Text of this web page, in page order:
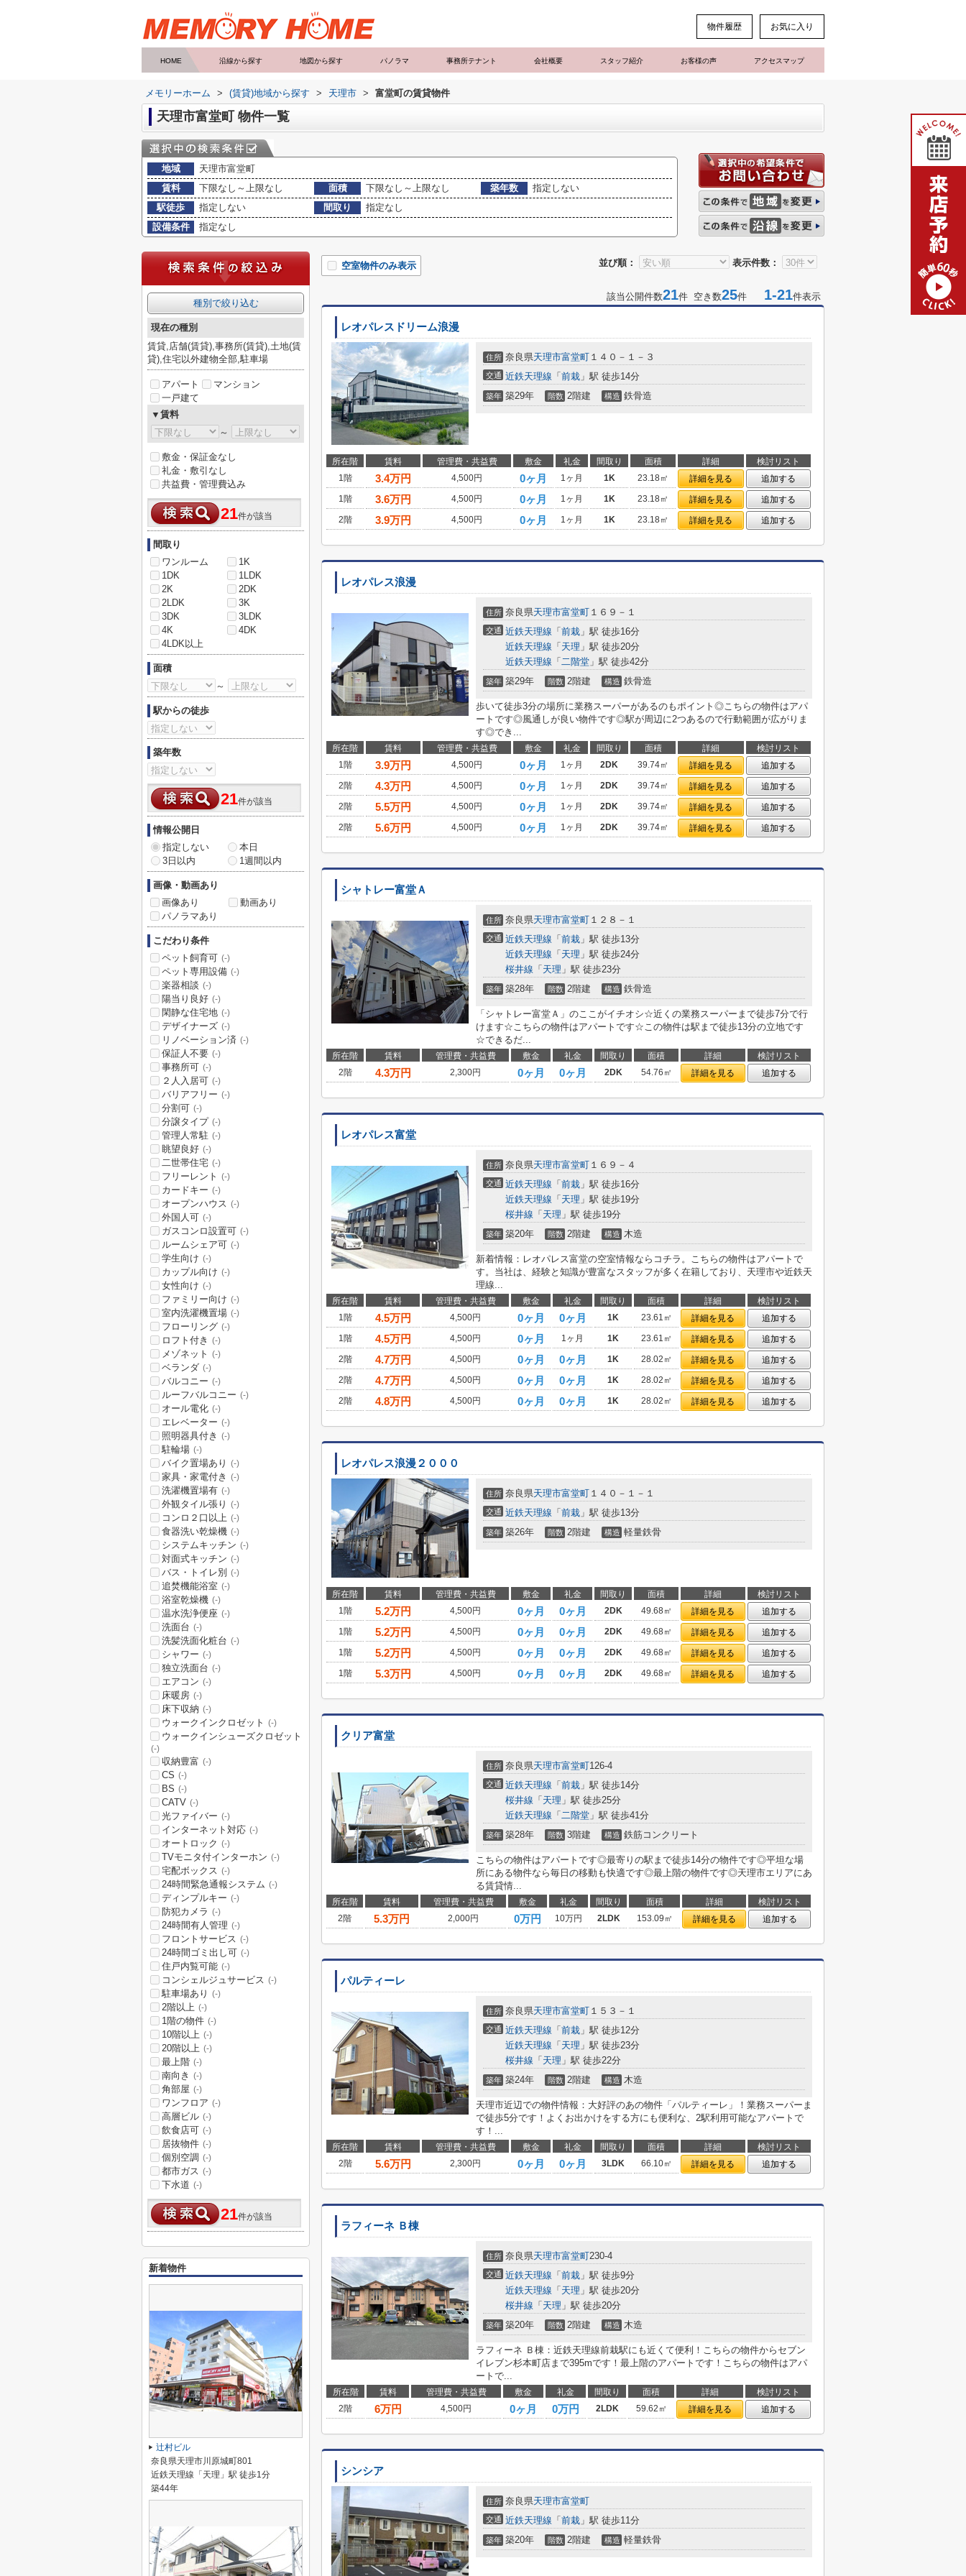
物件履歴 お気に入り
HOME 沿線から探す 地図から探す パノラマ 事務所テナント 会社概要 スタッフ紹介 お客様の声 アクセスマップ
メモリーホーム > (賃貸)地域から探す > 天理市 > 富堂町の賃貸物件
天理市富堂町 物件一覧
地域
天理市富堂町
賃料
下限なし～上限なし 面積 下限なし～上限なし 築年数
指定しない
駅徒歩
指定しない 間取り
指定なし
設備条件
指定なし
並び順： 表示件数：
空室物件のみ表示
該当公開件数21件 空き数25件 1-21件表示
レオパレスドリーム浪漫
住所 奈良県天理市富堂町 １４０－１－３
交通 近鉄天理線 「 前栽 」駅 徒歩14分
築年 築29年 階数 2階建 構造 鉄骨造
所在階 賃料 管理費・共益費 敷金 礼金 間取り 面積 詳細
検討リスト
1階
3.4万円 4,500円 0ヶ月 1ヶ月 1K 23.18㎡ 詳細を見る
追加する
1階
3.6万円 4,500円 0ヶ月 1ヶ月 1K 23.18㎡ 詳細を見る
追加する
2階
3.9万円 4,500円 0ヶ月 1ヶ月 1K 23.18㎡ 詳細を見る 追加する
レオパレス浪漫
住所 奈良県天理市富堂町 １６９－１
交通 近鉄天理線 「 前栽 」駅 徒歩16分
近鉄天理線 「 天理 」駅 徒歩20分
近鉄天理線 「 二階堂 」駅 徒歩42分
築年 築29年 階数 2階建 構造 鉄骨造
歩いて徒歩3分の場所に業務スーパーがあるのもポイント◎こちらの物件はアパ
ートです◎風通しが良い物件です◎駅が周辺に2つあるので行動範囲が広がりま
す◎でき...
所在階 賃料 管理費・共益費 敷金 礼金 間取り 面積 詳細
検討リスト
1階
3.9万円 4,500円 0ヶ月 1ヶ月 2DK 39.74㎡ 詳細を見る
追加する
2階
4.3万円 4,500円 0ヶ月 1ヶ月 2DK 39.74㎡ 詳細を見る
追加する
2階
5.5万円 4,500円 0ヶ月 1ヶ月 2DK 39.74㎡ 詳細を見る
追加する
2階
5.6万円 4,500円 0ヶ月 1ヶ月 2DK 39.74㎡ 詳細を見る 追加する
シャトレー富堂Ａ
住所 奈良県天理市富堂町 １２８－１
交通 近鉄天理線 「 前栽 」駅 徒歩13分
近鉄天理線 「 天理 」駅 徒歩24分
桜井線 「 天理 」駅 徒歩23分
築年 築28年 階数 2階建 構造 鉄骨造
「シャトレー富堂Ａ」のここがイチオシ☆近くの業務スーパーまで徒歩7分で行
けます☆こちらの物件はアパートです☆この物件は駅まで徒歩13分の立地です
☆できるだ...
所在階 賃料 管理費・共益費 敷金 礼金 間取り 面積 詳細
検討リスト
2階
4.3万円 2,300円 0ヶ月 0ヶ月 2DK 54.76㎡ 詳細を見る 追加する
レオパレス富堂
住所 奈良県天理市富堂町 １６９－４
交通 近鉄天理線 「 前栽 」駅 徒歩16分
近鉄天理線 「 天理 」駅 徒歩19分
桜井線 「 天理 」駅 徒歩19分
築年 築20年 階数 2階建 構造 木造
新着情報：レオパレス富堂の空室情報ならコチラ。こちらの物件はアパートで
す。当社は、経験と知識が豊富なスタッフが多く在籍しており、天理市や近鉄天
理線...
所在階 賃料 管理費・共益費 敷金 礼金 間取り 面積 詳細
検討リスト
1階
4.5万円 4,500円 0ヶ月 0ヶ月 1K 23.61㎡ 詳細を見る
追加する
1階
4.5万円 4,500円 0ヶ月 1ヶ月 1K 23.61㎡ 詳細を見る
追加する
2階
4.7万円 4,500円 0ヶ月 0ヶ月 1K 28.02㎡ 詳細を見る
追加する
2階
4.7万円 4,500円 0ヶ月 0ヶ月 1K 28.02㎡ 詳細を見る
追加する
2階
4.8万円 4,500円 0ヶ月 0ヶ月 1K 28.02㎡ 詳細を見る 追加する
レオパレス浪漫２０００
住所 奈良県天理市富堂町 １４０－１－１
交通 近鉄天理線 「 前栽 」駅 徒歩13分
築年 築26年 階数 2階建 構造 軽量鉄骨
所在階 賃料 管理費・共益費 敷金 礼金 間取り 面積 詳細
検討リスト
1階
5.2万円 4,500円 0ヶ月 0ヶ月 2DK 49.68㎡ 詳細を見る
追加する
1階
5.2万円 4,500円 0ヶ月 0ヶ月 2DK 49.68㎡ 詳細を見る
追加する
1階
5.2万円 4,500円 0ヶ月 0ヶ月 2DK 49.68㎡ 詳細を見る
追加する
1階
5.3万円 4,500円 0ヶ月 0ヶ月 2DK 49.68㎡ 詳細を見る 追加する
クリア富堂
住所 奈良県天理市富堂町126-4
交通 近鉄天理線 「 前栽 」駅 徒歩14分
桜井線 「 天理 」駅 徒歩25分
近鉄天理線 「 二階堂 」駅 徒歩41分
築年 築28年 階数 3階建 構造 鉄筋コンクリート
こちらの物件はアパートです◎最寄りの駅まで徒歩14分の物件です◎平坦な場
所にある物件なら毎日の移動も快適です◎最上階の物件です◎天理市エリアにあ
る賃貸情...
所在階 賃料 管理費・共益費 敷金 礼金 間取り 面積 詳細
検討リスト
2階
5.3万円 2,000円 0万円 10万円 2LDK 153.09㎡ 詳細を見る 追加する
パルティーレ
住所 奈良県天理市富堂町 １５３－１
交通 近鉄天理線 「 前栽 」駅 徒歩12分
近鉄天理線 「 天理 」駅 徒歩23分
桜井線 「 天理 」駅 徒歩22分
築年 築24年 階数 2階建 構造 木造
天理市近辺での物件情報：大好評のあの物件「パルティーレ」！業務スーパーま
で徒歩5分です！よくお出かけをする方にも便利な、2駅利用可能なアパートで
す！...
所在階 賃料 管理費・共益費 敷金 礼金 間取り 面積 詳細
検討リスト
2階
5.6万円 2,300円 0ヶ月 0ヶ月 3LDK 66.10㎡ 詳細を見る 追加する
ラフィーネ Ｂ棟
住所 奈良県天理市富堂町230-4
交通 近鉄天理線 「 前栽 」駅 徒歩9分
近鉄天理線 「 天理 」駅 徒歩20分
桜井線 「 天理 」駅 徒歩20分
築年 築20年 階数 2階建 構造 木造
ラフィーネ Ｂ棟：近鉄天理線前栽駅にも近くて便利！こちらの物件からセブン
イレブン杉本町店まで395mです！最上階のアパートです！こちらの物件はアパ
ートで...
所在階 賃料 管理費・共益費 敷金 礼金 間取り 面積 詳細
検討リスト
2階
6万円 4,500円 0ヶ月 0万円 2LDK 59.62㎡ 詳細を見る 追加する
シンシア
住所 奈良県天理市富堂町
交通 近鉄天理線 「 前栽 」駅 徒歩11分
築年 築20年 階数 2階建 構造 軽量鉄骨
種別で絞り込む
現在の種別
賃貸,店舗(賃貸),事務所(賃貸),土地(賃
貸),住宅以外建物全部,駐車場
アパート
マンション
一戸建て
▼賃料
～
敷金・保証金なし
礼金・敷引なし
共益費・管理費込み
21件が該当
間取り
ワンルーム
1K
1DK
1LDK
2K
2DK
2LDK
3K
3DK
3LDK
4K
4DK
4LDK以上
面積
～
駅からの徒歩
築年数
21件が該当
情報公開日
指定しない
本日
3日以内
1週間以内
画像・動画あり
画像あり
動画あり
パノラマあり
こだわり条件
ペット飼育可 (-)
ペット専用設備 (-)
楽器相談 (-)
陽当り良好 (-)
閑静な住宅地 (-)
デザイナーズ (-)
リノベーション済 (-)
保証人不要 (-)
事務所可 (-)
２人入居可 (-)
バリアフリー (-)
分割可 (-)
分譲タイプ (-)
管理人常駐 (-)
眺望良好 (-)
二世帯住宅 (-)
フリーレント (-)
カードキー (-)
オープンハウス (-)
外国人可 (-)
ガスコンロ設置可 (-)
ルームシェア可 (-)
学生向け (-)
カップル向け (-)
女性向け (-)
ファミリー向け (-)
室内洗濯機置場 (-)
フローリング (-)
ロフト付き (-)
メゾネット (-)
ベランダ (-)
バルコニー (-)
ルーフバルコニー (-)
オール電化 (-)
エレベーター (-)
照明器具付き (-)
駐輪場 (-)
バイク置場あり (-)
家具・家電付き (-)
洗濯機置場有 (-)
外観タイル張り (-)
コンロ２口以上 (-)
食器洗い乾燥機 (-)
システムキッチン (-)
対面式キッチン (-)
バス・トイレ別 (-)
追焚機能浴室 (-)
浴室乾燥機 (-)
温水洗浄便座 (-)
洗面台 (-)
洗髪洗面化粧台 (-)
シャワー (-)
独立洗面台 (-)
エアコン (-)
床暖房 (-)
床下収納 (-)
ウォークインクロゼット (-)
ウォークインシューズクロゼット
(-)
収納豊富 (-)
CS (-)
BS (-)
CATV (-)
光ファイバー (-)
インターネット対応 (-)
オートロック (-)
TVモニタ付インターホン (-)
宅配ボックス (-)
24時間緊急通報システム (-)
ディンプルキー (-)
防犯カメラ (-)
24時間有人管理 (-)
フロントサービス (-)
24時間ゴミ出し可 (-)
住戸内覧可能 (-)
コンシェルジュサービス (-)
駐車場あり (-)
2階以上 (-)
1階の物件 (-)
10階以上 (-)
20階以上 (-)
最上階 (-)
南向き (-)
角部屋 (-)
ワンフロア (-)
高層ビル (-)
飲食店可 (-)
居抜物件 (-)
個別空調 (-)
都市ガス (-)
下水道 (-)
21件が該当
新着物件
辻村ビル
奈良県天理市川原城町801
近鉄天理線「天理」駅 徒歩1分
築44年